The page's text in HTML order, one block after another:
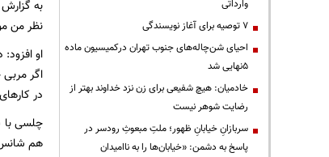
نظر من
او
اگر
در
چلسی با
هم شانس
وارداتی
۷ توصیه برای آغاز نویسندگی
احیای شن‌چاله‌های جنوب تهران درکمیسیون ماده
۵نهایی شد
خادمیان: هیچ شفیعی برای زن نزد خداوند بهتر از
رضایت شوهر نیست
سربازانِ خیابانِ ظهور؛ ملتِ مبعوثِ رودسر در
پاسخ به دشمن: «خیابان‌ها را به ناامیدان